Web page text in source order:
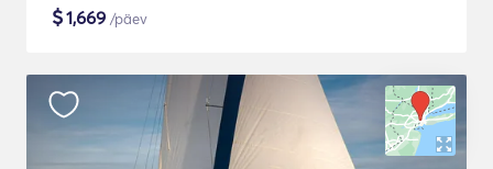
$1,669 /päev